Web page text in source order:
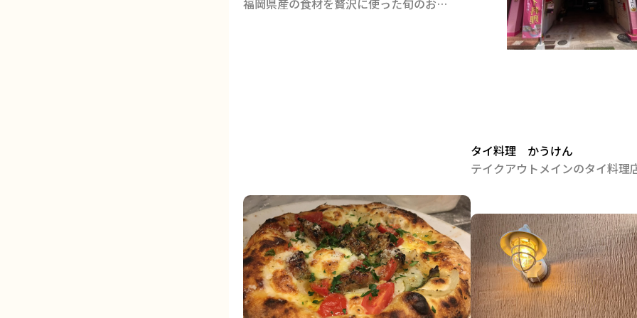
福岡県産の食材を贅沢に使った旬のお料理と、喜多屋自慢のお酒でおもてなし♡
タイ料理 かうけん
テイクアウトメインのタイ料理